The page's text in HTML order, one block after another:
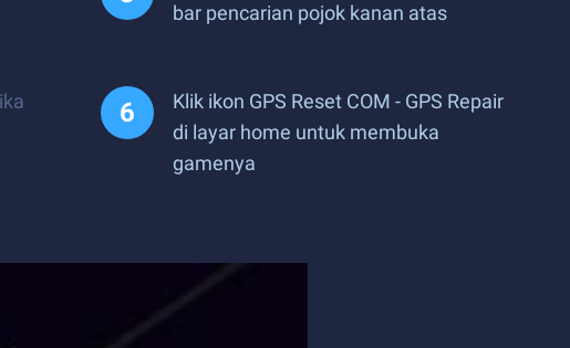
bar pencarian pojok kanan atas
Klik ikon GPS Reset COM - GPS Repair
di layar home untuk membuka
gamenya